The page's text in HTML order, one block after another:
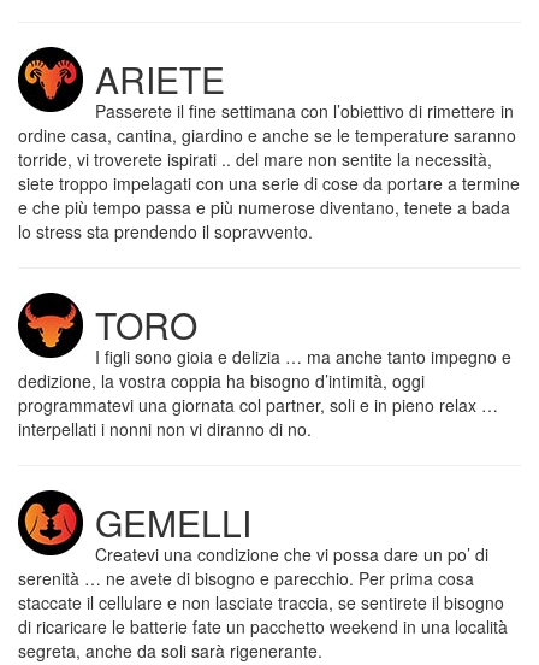
ARIETE
Passerete il fine settimana con l’obiettivo di rimettere in
ordine casa, cantina, giardino e anche se le temperature saranno
torride, vi troverete ispirati .. del mare non sentite la necessità,
siete troppo impelagati con una serie di cose da portare a termine
e che più tempo passa e più numerose diventano, tenete a bada
lo stress sta prendendo il sopravvento.
TORO
I figli sono gioia e delizia … ma anche tanto impegno e
dedizione, la vostra coppia ha bisogno d’intimità, oggi
programmatevi una giornata col partner, soli e in pieno relax …
interpellati i nonni non vi diranno di no.
GEMELLI
Createvi una condizione che vi possa dare un po’ di
serenità … ne avete di bisogno e parecchio. Per prima cosa
staccate il cellulare e non lasciate traccia, se sentirete il bisogno
di ricaricare le batterie fate un pacchetto weekend in una località
segreta, anche da soli sarà rigenerante.